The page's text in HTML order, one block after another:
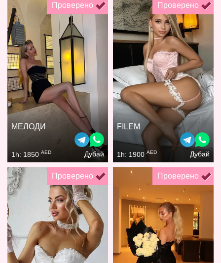
Проверено
МЕЛОДИ
1h: 1850 AED Дубай
Проверено
FILEM
1h: 1900 AED Дубай
Проверено Проверено